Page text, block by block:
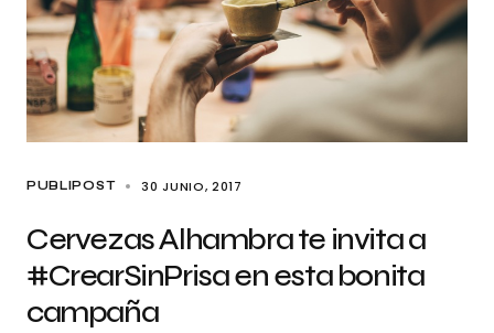
PUBLIPOST 30 JUNIO, 2017
Cervezas Alhambra te invita a
#CrearSinPrisa en esta bonita
campaña